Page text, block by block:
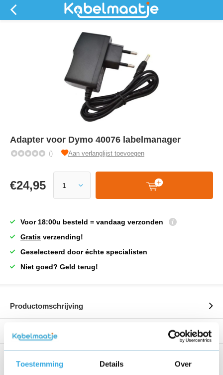
Toestemming Details Over
Adapter voor Dymo 40076 labelmanager
() Aan verlanglijst toevoegen
€24,95
Voor 18:00u besteld = vandaag verzonden
Gratis verzending!
Geselecteerd door échte specialisten
Niet goed? Geld terug!
Productomschrijving